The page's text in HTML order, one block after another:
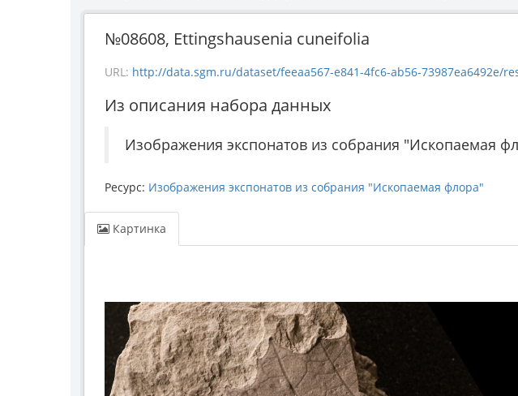
№08608, Ettingshausenia cuneifolia
URL: http://data.sgm.ru/dataset/feeaa567-e841-4fc6-ab56-73987ea6492e/resource/728072c5-
Из описания набора данных
Изображения экспонатов из собрания "Ископаемая
Ресурс: Изображения экспонатов из собрания "Ископаемая флора"
Картинка